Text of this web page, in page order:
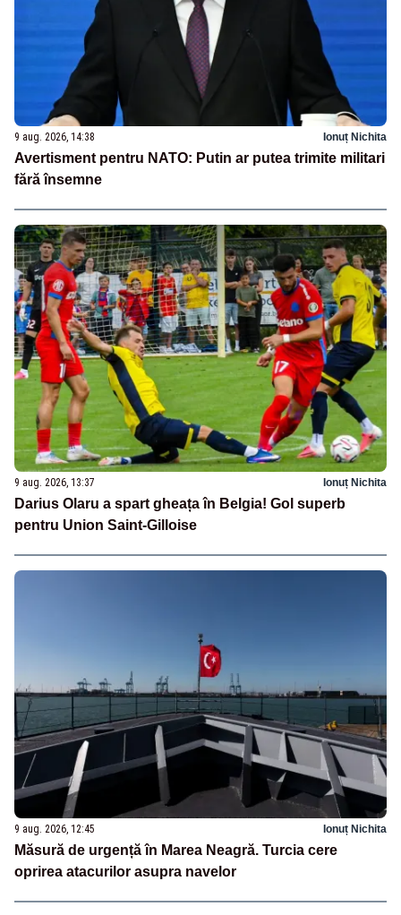
9 aug. 2026, 14:38 Ionuț Nichita
Avertisment pentru NATO: Putin ar putea trimite militari
fără însemne
9 aug. 2026, 13:37 Ionuț Nichita
Darius Olaru a spart gheața în Belgia! Gol superb
pentru Union Saint-Gilloise
9 aug. 2026, 12:45 Ionuț Nichita
Măsură de urgență în Marea Neagră. Turcia cere
oprirea atacurilor asupra navelor